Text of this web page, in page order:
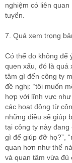
nghiệm có liên
tuyển.
7. Quá xem trọng
Có thể do không để
quen xấu, đó là quá
tâm gì đến công ty
đề nghị: “tôi muốn
hợp với lĩnh vực như
các hoạt động từ
những điều sẽ giúp
tại công ty này đang
gì để giúp đỡ họ?”,
quan hơn như thế
và quan tâm vừa đủ